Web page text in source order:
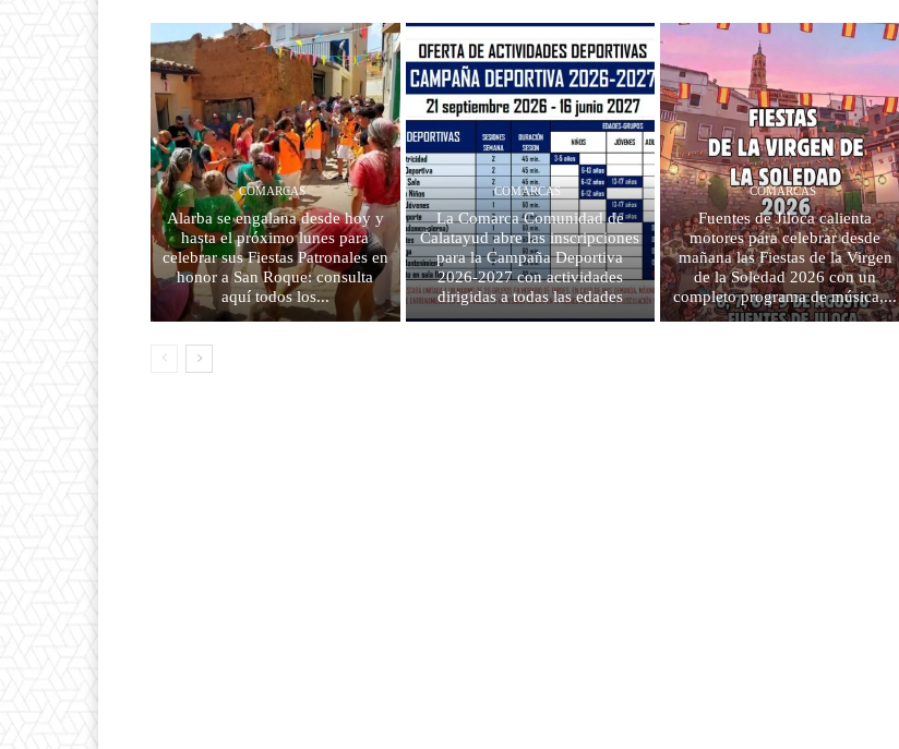
COMARCAS
Alarba se engalana desde hoy y
hasta el próximo lunes para
celebrar sus Fiestas Patronales en
honor a San Roque: consulta
aquí todos los...
COMARCAS
La Comarca Comunidad de
Calatayud abre las inscripciones
para la Campaña Deportiva
2026-2027 con actividades
dirigidas a todas las edades
COMARCAS
Fuentes de Jiloca calienta
motores para celebrar desde
mañana las Fiestas de la Virgen
de la Soledad 2026 con un
completo programa de música,...